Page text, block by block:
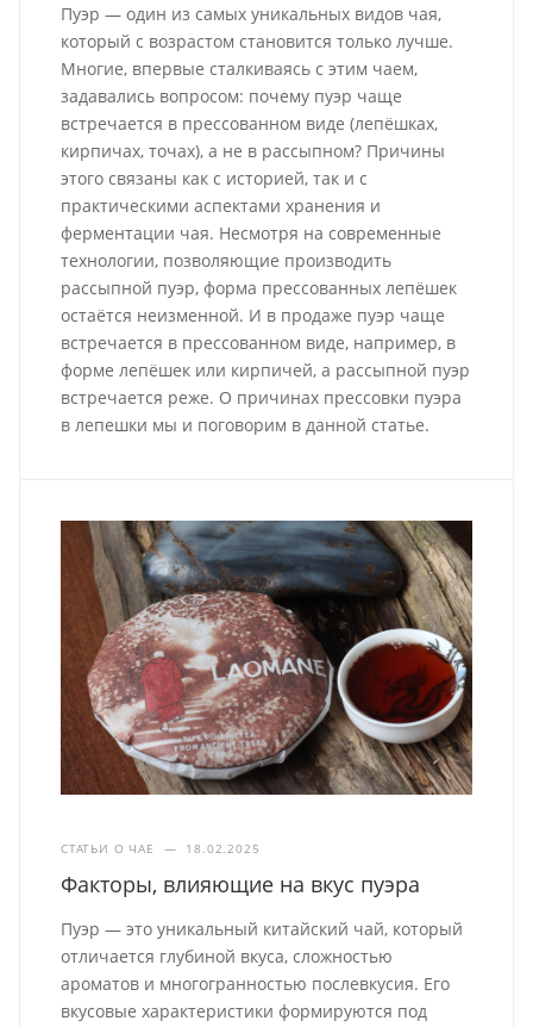
Пуэр — один из самых уникальных видов чая,
который с возрастом становится только лучше.
Многие, впервые сталкиваясь с этим чаем,
задавались вопросом: почему пуэр чаще
встречается в прессованном виде (лепёшках,
кирпичах, точах), а не в рассыпном? Причины
этого связаны как с историей, так и с
практическими аспектами хранения и
ферментации чая. Несмотря на современные
технологии, позволяющие производить
рассыпной пуэр, форма прессованных лепёшек
остаётся неизменной. И в продаже пуэр чаще
встречается в прессованном виде, например, в
форме лепёшек или кирпичей, а рассыпной пуэр
встречается реже. О причинах прессовки пуэра
в лепешки мы и поговорим в данной статье.
СТАТЬИ О ЧАЕ — 18.02.2025
Факторы, влияющие на вкус пуэра
Пуэр — это уникальный китайский чай, который
отличается глубиной вкуса, сложностью
ароматов и многогранностью послевкусия. Его
вкусовые характеристики формируются под